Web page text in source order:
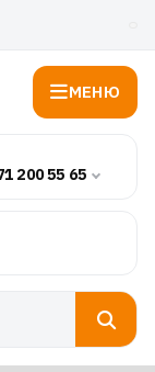
МЕНЮ
200 55 65